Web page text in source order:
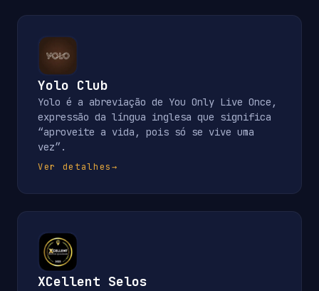
Yolo Club
Yolo é a abreviação de You Only Live Once,
expressão da língua inglesa que significa
“aproveite a vida, pois só se vive uma
vez”.
Ver detalhes→
XCellent Selos